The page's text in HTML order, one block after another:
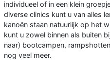
individueel of in een klein
diverse clinics kunt u van alles
kanoën staan natuurlijk op het
kunt u zowel binnen als buiten
naar) bootcampen,
nog veel meer.